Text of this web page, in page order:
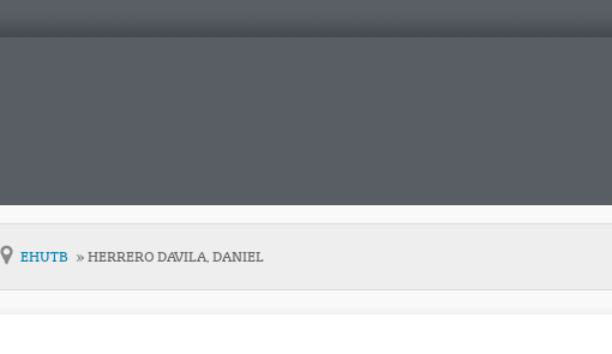
EHUTB HERRERO DAVILA, DANIEL